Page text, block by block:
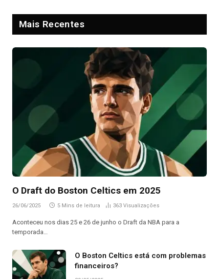
Mais Recentes
O Draft do Boston Celtics em 2025
26/06/2025 5 Mins de leitura 363 Visualizações
Aconteceu nos dias 25 e 26 de junho o Draft da NBA para a
temporada…
O Boston Celtics está com problemas
financeiros?